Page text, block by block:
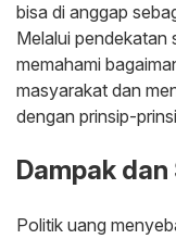
bisa di anggap
Melalui pendekatan
memahami
masyarakat dan
dengan prinsip-
Dampak dan
Politik uang